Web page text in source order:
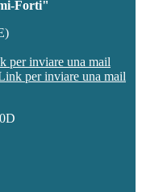
Forti"
per inviare una mail
per inviare una mail